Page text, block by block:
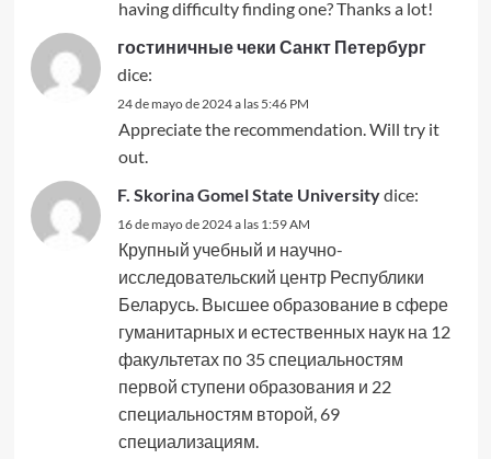
having difficulty finding one? Thanks a lot!
гостиничные чеки Санкт Петербург
dice:
24 de mayo de 2024 a las 5:46 PM
Appreciate the recommendation. Will try it
out.
F. Skorina Gomel State Universitydice:
16 de mayo de 2024 a las 1:59 AM
Крупный учебный и научно-
исследовательский центр Республики
Беларусь. Высшее образование в сфере
гуманитарных и естественных наук на 12
факультетах по 35 специальностям
первой ступени образования и 22
специальностям второй, 69
специализациям.